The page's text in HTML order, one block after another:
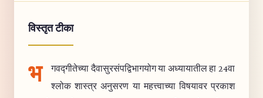
विस्तृत टीका
भ
गवद्गीतेच्या दैवासुरसंपद्विभागयोग या अध्यायातील हा 24वा
श्लोक शास्त्र अनुसरण या महत्त्वाच्या विषयावर प्रकाश